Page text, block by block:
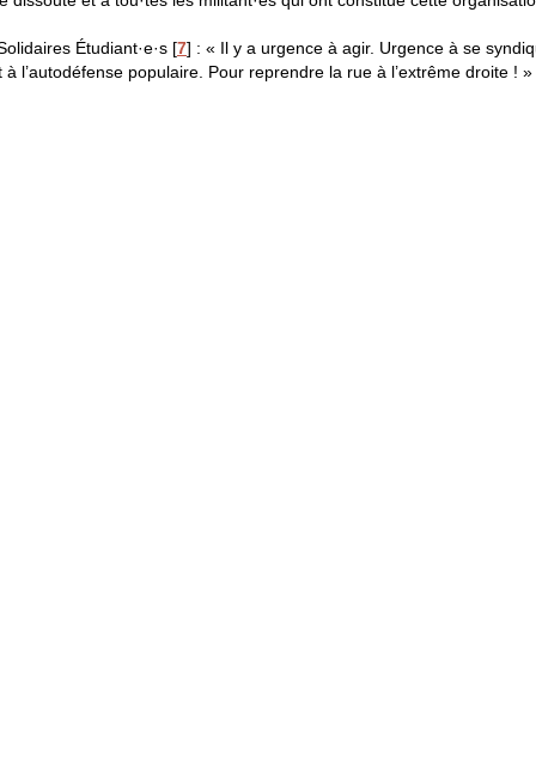
Étudiant·e·s [7] : « Il y a urgence à agir. Urgence à se
l’autodéfense populaire. Pour reprendre la rue à l’extrême droite ! »